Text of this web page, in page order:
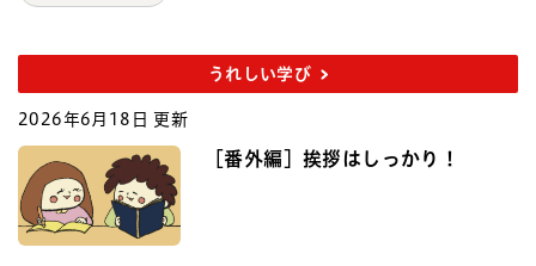
うれしい学び
2026年6月18日 更新
［番外編］挨拶はしっかり！